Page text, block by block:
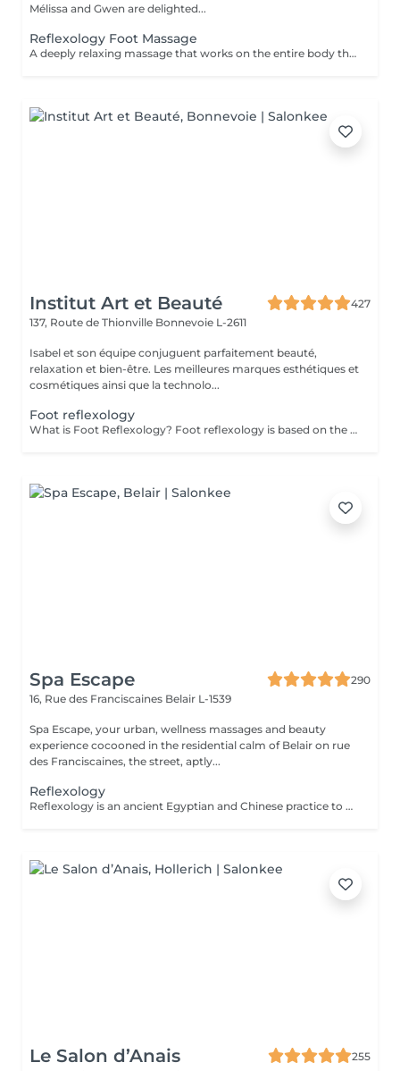
Mélissa and Gwen are delighted...
Reflexology Foot Massage
A deeply relaxing massage that works on the entire body through specific pressure points located on the feet. Through targeted pressure, this treatment helps release tension, stimulate the body's natural functions and promote an overall sense of balance. It provides deep relaxation, enhances the feeling of lightness and helps calm both body and mind. An ideal moment to release accumulated tension, reconnect and restore a sense of overall well-being.
Institut Art et Beauté
427
137, Route de Thionville Bonnevoie L-2611
Isabel et son équipe conjuguent parfaitement beauté,
relaxation et bien-être. Les meilleures marques esthétiques et
cosmétiques ainsi que la technolo...
Foot reflexology
What is Foot Reflexology? Foot reflexology is based on the principle that the feet are a miniature representation of the human body. Each nerve ending corresponds to an organ or a part of the body. When an organ is not functioning properly, the flow of vital energy is obstructed, which is reflected and felt in the feet. Objectives of Foot Reflexology The goal of reflexology is to stimulate the body's self-regulation capabilities. Dynamic pressure applied to a specific area (reflex zone) induces a therapeutic effect on the corresponding organ. Therapeutic Indications Reflexology is recommended for functional disorders such as: Stress management Back pain Digestive issues Migraines Sleep disorders Sinusitis Menstrual pain Urinary disorders Joint pain Benefits of Foot Reflexology By working on reflex points, reflexology can: Restore energy flow Improve energy circulation and release energy throughout the body Enhance blood circulation Restore proper functioning of organs, the nervous system, and glands Rebalance the sympathetic and parasympathetic nervous systems Provide physical and psychological relaxation
Spa Escape
290
16, Rue des Franciscaines Belair L-1539
Spa Escape, your urban, wellness massages and beauty
experience cocooned in the residential calm of Belair on rue
des Franciscaines, the street, aptly...
Reflexology
Reflexology is an ancient Egyptian and Chinese practice to stimulate or calm the functions of all systems of the human body. With this touch therapy of the feet (plantar) on the reflex zones, toxins are released and the body starts to heal itself by creating harmony and equilibrium and calm.
Le Salon d’Anais
255